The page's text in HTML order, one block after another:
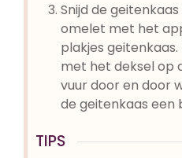
Snijd de
omelet met het
plakjes
met het deksel op
vuur door en door
de geitenkaas een
TIPS